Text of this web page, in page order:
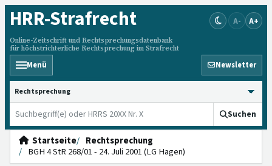
HRR-Strafrecht
Online-Zeitschrift und Rechtsprechungsdatenbank
für höchstrichterliche Rechtsprechung im Strafrecht
A- A+
Menü Newsletter
HRRS durchsuchen
Suchen
Startseite
Rechtsprechung
BGH 4 StR 268/01 - 24. Juli 2001 (LG Hagen)